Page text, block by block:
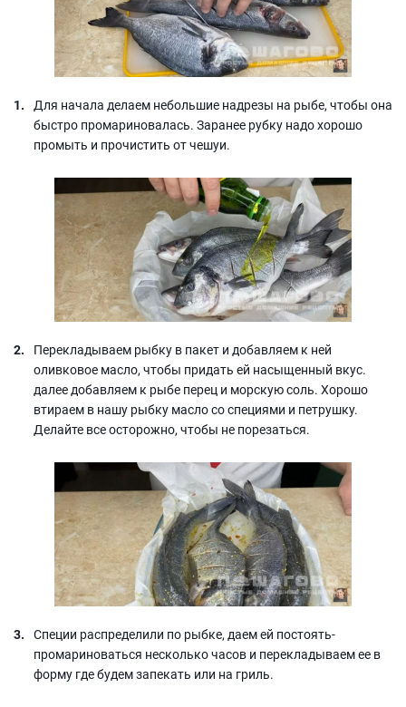
Для начала делаем небольшие надрезы на рыбе, чтобы она
быстро промариновалась. Заранее рубку надо хорошо
промыть и прочистить от чешуи.
Перекладываем рыбку в пакет и добавляем к ней
оливковое масло, чтобы придать ей насыщенный вкус.
далее добавляем к рыбе перец и морскую соль. Хорошо
втираем в нашу рыбку масло со специями и петрушку.
Делайте все осторожно, чтобы не порезаться.
Специи распределили по рыбке, даем ей постоять-
промариноваться несколько часов и перекладываем ее в
форму где будем запекать или на гриль.